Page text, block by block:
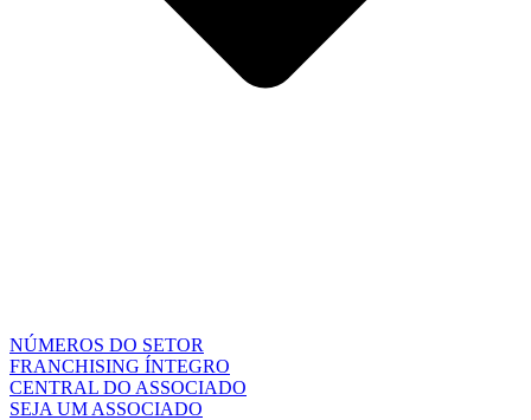
NÚMEROS DO SETOR
FRANCHISING ÍNTEGRO
CENTRAL DO ASSOCIADO
SEJA UM ASSOCIADO